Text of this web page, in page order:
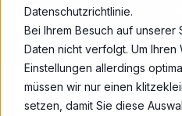
Datenschutzrichtlinie.
Bei Ihrem Besuch auf unserer
Daten nicht verfolgt. Um Ihren
Einstellungen allerdings
müssen wir nur einen
setzen, damit Sie diese
Zertifikatslehrgang für